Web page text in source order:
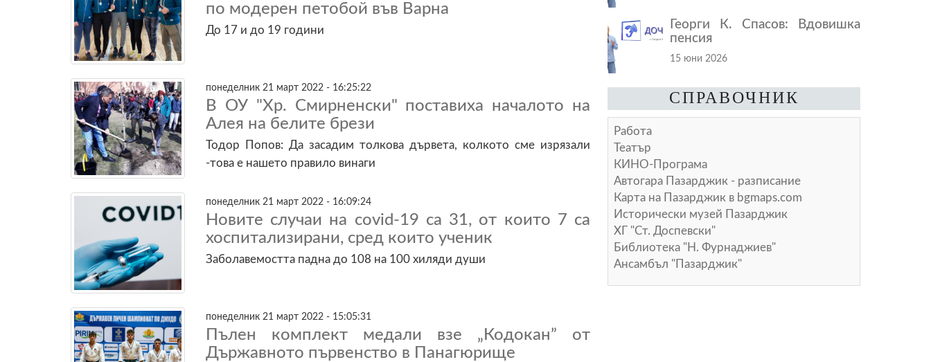
по модерен петобой във Варна
До 17 и до 19 години
понеделник 21 март 2022 - 16:25:22
В ОУ "Хр. Смирненски" поставиха началото на
Алея на белите брези
Тодор Попов: Да засадим толкова дървета, колкото сме изрязали
-това е нашето правило винаги
понеделник 21 март 2022 - 16:09:24
Новите случаи на covid-19 са 31, от които 7 са
хоспитализирани, сред които ученик
Заболавемостта падна до 108 на 100 хиляди души
понеделник 21 март 2022 - 15:05:31
Пълен комплект медали взе „Кодокан” от
Държавното първенство в Панагюрище
Георги К. Спасов: Вдовишка
пенсия
15 юни 2026
СПРАВОЧНИК
Работа
Театър
КИНО-Програма
Автогара Пазарджик - разписание
Карта на Пазарджик в bgmaps.com
Исторически музей Пазарджик
ХГ "Ст. Доспевски"
Библиотека "Н. Фурнаджиев"
Ансамбъл "Пазарджик"